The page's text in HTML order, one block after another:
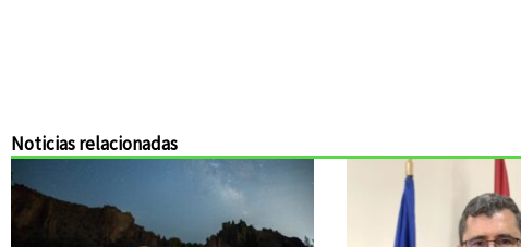
Noticias relacionadas